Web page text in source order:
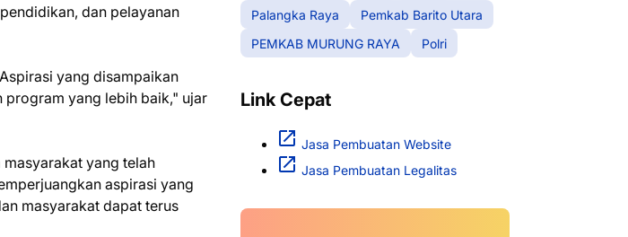
dan pelayanan
yang disampaikan
program yang lebih baik," ujar
yang telah
aspirasi yang
masyarakat dapat terus
Palangka Raya
Pemkab Barito Utara
PEMKAB MURUNG RAYA
Polri
Link Cepat
Jasa Pembuatan Website
Jasa Pembuatan Legalitas